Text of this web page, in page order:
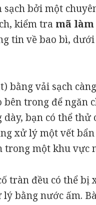
bởi một
kiểm tra mã làm
tin về bao bì,
bằng vải sạch
trong để ngăn
dày, bạn có thể
xử lý một vết
một khu vực
tràn đều có thể bị
bằng nước ấm.